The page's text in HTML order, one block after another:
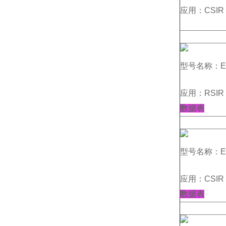
应用：
型号名称：
应用：
数据表
型号名称：
应用：
数据表